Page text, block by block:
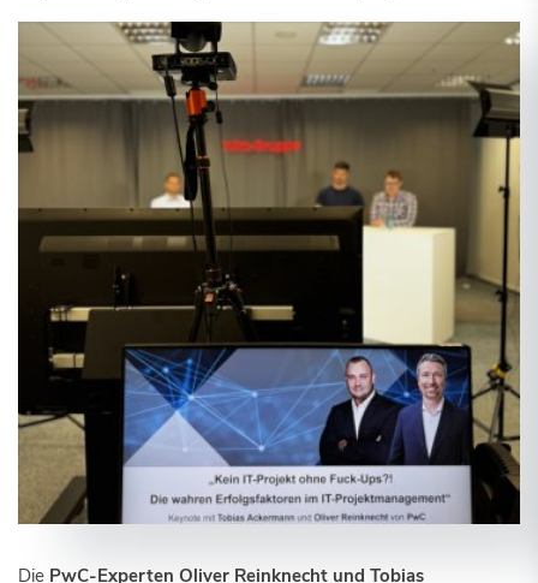
Die PwC-Experten Oliver Reinknecht und Tobias